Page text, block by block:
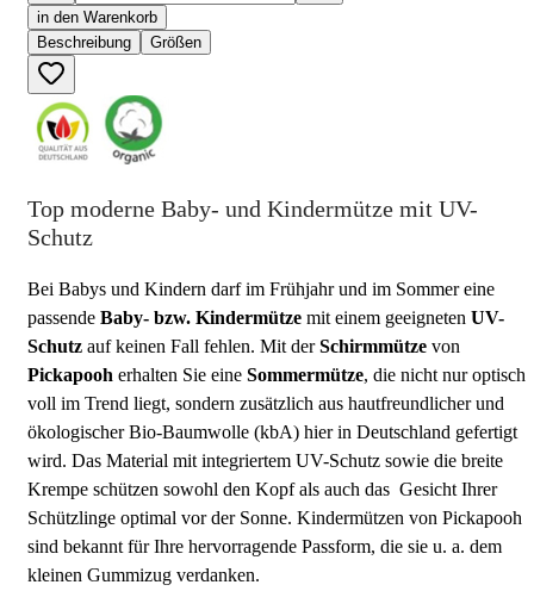
in den Warenkorb
Beschreibung
Größen
Top moderne Baby- und Kindermütze mit UV-
Schutz
Bei Babys und Kindern darf im Frühjahr und im Sommer eine
passende Baby- bzw. Kindermütze mit einem geeigneten UV-
Schutz auf keinen Fall fehlen. Mit derSchirmmütze von
Pickapooh erhalten Sie eine Sommermütze, die nicht nur optisch
voll im Trend liegt, sondern zusätzlich aus hautfreundlicher und
ökologischer Bio-Baumwolle (kbA) hier in Deutschland gefertigt
wird. Das Material mit integriertem UV-Schutz sowie die breite
Krempe schützen sowohl den Kopf als auch das Gesicht Ihrer
Schützlinge optimal vor der Sonne. Kindermützen von Pickapooh
sind bekannt für Ihre hervorragende Passform, die sie u. a. dem
kleinen Gummizug verdanken.